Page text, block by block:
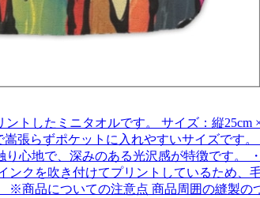
トしたミニタオルです。 サイズ：縦
嵩張らずポケットに入れやすいサイズで
心地で、深みのある光沢感が特徴です
ンクを吹き付けてプリントしているため
※商品についての注意点 商品周囲の縫製